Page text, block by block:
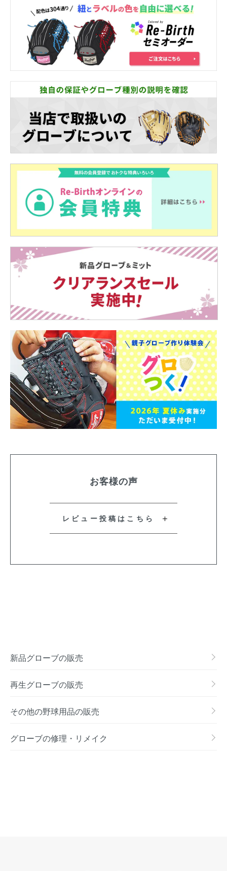
お客様の声
レビュー投稿はこちら
新品グローブの販売
再生グローブの販売
その他の野球用品の販売
グローブの修理・リメイク